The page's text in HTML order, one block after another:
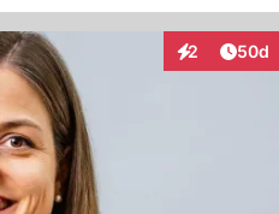
2
Interaktionen
50d